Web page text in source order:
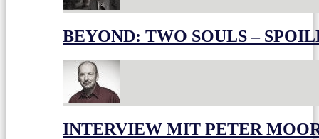
BEYOND: TWO SOULS –
INTERVIEW MIT PETER